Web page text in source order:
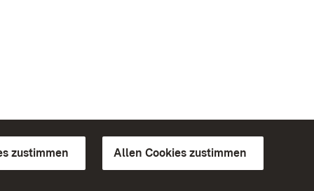
zustimmen Allen Cookies zustimmen